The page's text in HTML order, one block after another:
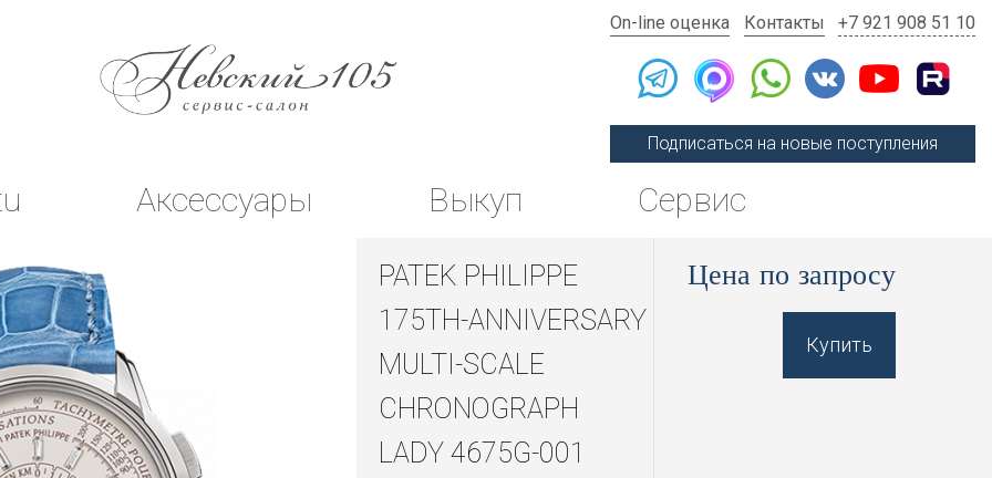
On-line оценка Контакты +7 921 908 51 10
Подписаться на новые поступления
Аксессуары Выкуп Сервис
PATEK PHILIPPE
175TH-ANNIVERSARY
MULTI-SCALE
CHRONOGRAPH
LADY 4675G-001
Цена по запросу
Купить